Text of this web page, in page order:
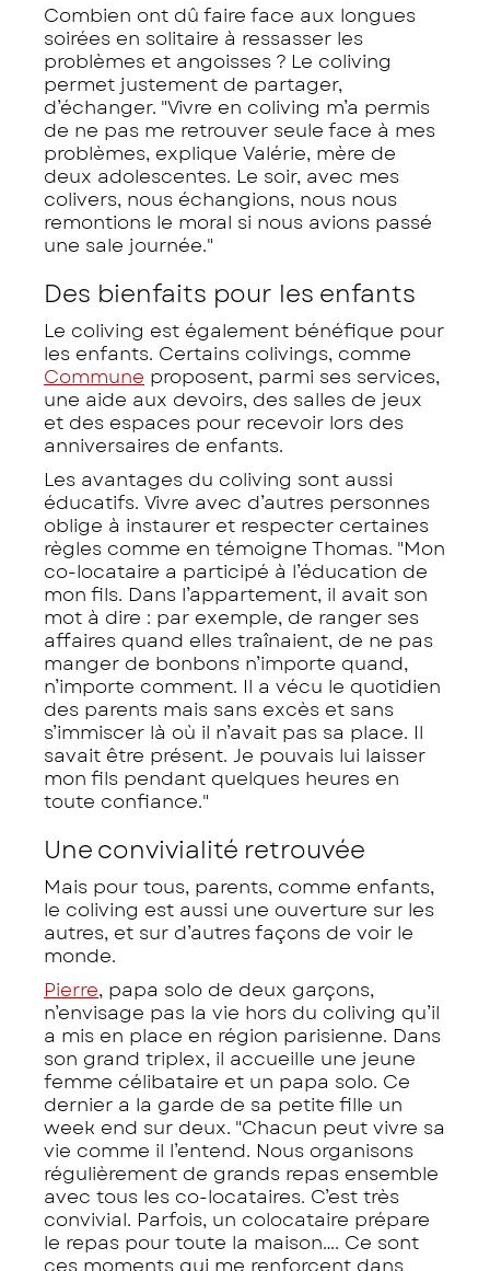
Combien ont dû faire face aux longues
soirées en solitaire à ressasser les
problèmes et angoisses ? Le coliving
permet justement de partager,
d’échanger. "Vivre en coliving m’a permis
de ne pas me retrouver seule face à mes
problèmes, explique Valérie, mère de
deux adolescentes. Le soir, avec mes
colivers, nous échangions, nous nous
remontions le moral si nous avions passé
une sale journée."
Des bienfaits pour les enfants
Le coliving est également bénéfique pour
les enfants. Certains colivings, comme
Commune proposent, parmi ses services,
une aide aux devoirs, des salles de jeux
et des espaces pour recevoir lors des
anniversaires de enfants.
Les avantages du coliving sont aussi
éducatifs. Vivre avec d’autres personnes
oblige à instaurer et respecter certaines
règles comme en témoigne Thomas. "Mon
co-locataire a participé à l’éducation de
mon fils. Dans l’appartement, il avait son
mot à dire : par exemple, de ranger ses
affaires quand elles traînaient, de ne pas
manger de bonbons n’importe quand,
n’importe comment. Il a vécu le quotidien
des parents mais sans excès et sans
s’immiscer là où il n’avait pas sa place. Il
savait être présent. Je pouvais lui laisser
mon fils pendant quelques heures en
toute confiance."
Une convivialité retrouvée
Mais pour tous, parents, comme enfants,
le coliving est aussi une ouverture sur les
autres, et sur d’autres façons de voir le
monde.
Pierre, papa solo de deux garçons,
n’envisage pas la vie hors du coliving qu’il
a mis en place en région parisienne. Dans
son grand triplex, il accueille une jeune
femme célibataire et un papa solo. Ce
dernier a la garde de sa petite fille un
week end sur deux. "Chacun peut vivre sa
vie comme il l’entend. Nous organisons
régulièrement de grands repas ensemble
avec tous les co-locataires. C’est très
convivial. Parfois, un colocataire prépare
le repas pour toute la maison…. Ce sont
ces moments qui me renforcent dans